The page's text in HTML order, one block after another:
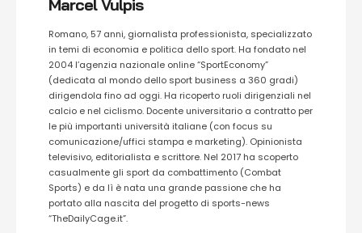
Marcel Vulpis
Romano, 57 anni, giornalista professionista, specializzato
in temi di economia e politica dello sport. Ha fondato nel
2004 l’agenzia nazionale online “SportEconomy”
(dedicata al mondo dello sport business a 360 gradi)
dirigendola fino ad oggi. Ha ricoperto ruoli dirigenziali nel
calcio e nel ciclismo. Docente universitario a contratto per
le più importanti università italiane (con focus su
comunicazione/uffici stampa e marketing). Opinionista
televisivo, editorialista e scrittore. Nel 2017 ha scoperto
casualmente gli sport da combattimento (Combat
Sports) e da lì è nata una grande passione che ha
portato alla nascita del progetto di sports-news
“TheDailyCage.it”.